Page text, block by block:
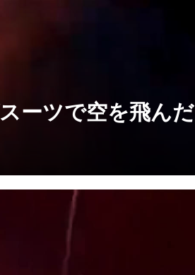
ーツで空を飛んだ